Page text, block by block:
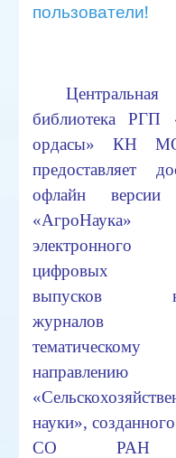
пользователи!
Центральная
библиотека РГП
ордасы» КН
предоставляет
офлайн версии
электронного
цифровых
выпусков
тематическому
направлению
науки»,
СО РАН